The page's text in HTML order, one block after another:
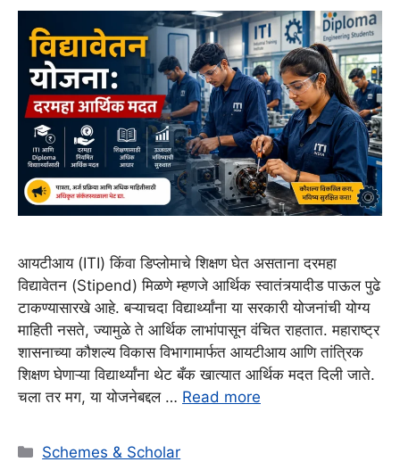
आयटीआय (ITI) किंवा डिप्लोमाचे शिक्षण घेत असताना दरमहा
विद्यावेतन (Stipend) मिळणे म्हणजे आर्थिक स्वातंत्र्यादीड पाऊल पुढे
टाकण्यासारखे आहे. बऱ्याचदा विद्यार्थ्यांना या सरकारी योजनांची योग्य
माहिती नसते, ज्यामुळे ते आर्थिक लाभांपासून वंचित राहतात. महाराष्ट्र
शासनाच्या कौशल्य विकास विभागामार्फत आयटीआय आणि तांत्रिक
शिक्षण घेणाऱ्या विद्यार्थ्यांना थेट बँक खात्यात आर्थिक मदत दिली जाते.
चला तर मग, या योजनेबद्दल … Read more
Categories
Schemes & Scholar